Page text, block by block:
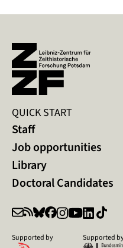
QUICK START
Staff
Job opportunities
Library
Doctoral Candidates
Supported by Supported